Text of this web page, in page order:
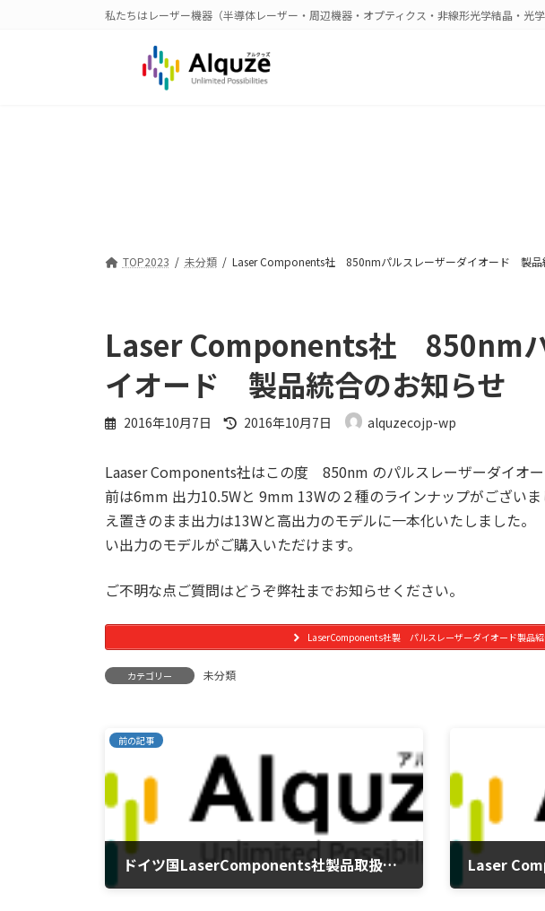
私たちはレーザー機器（半導体レーザー・周辺機器・オプティクス・非線形光学結晶・光
TOP2023 未分類 Laser Components社 850nmパルスレーザーダイオード 製品
Laser Components社 850nm
イオード 製品統合のお知らせ
2016年10月7日
最
新
日
時
:
2016年10月7日 alquzecojp-wp
Laaser Components社はこの度 850nm のパルスレーザーダイオ
前は6mm 出力10.5Wと 9mm 13Wの２種のラインナップがござい
え置きのまま出力は13Wと高出力のモデルに一本化いたしました
い出力のモデルがご購入いただけます。
ご不明な点ご質問はどうぞ弊社までお知らせください。
LaserComponents社製 パルスレーザーダイオード製品
カテゴリー 未分類
前の記事
ドイツ国LaserComponents社製品取扱開始のお知らせ